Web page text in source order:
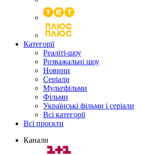
Категорії
Реаліті-шоу
Розважальні шоу
Новини
Серіали
Мультфільми
Фільми
Українські фільми і серіали
Всі категорії
Всі проєкти
Канали